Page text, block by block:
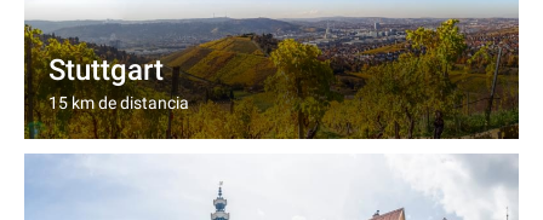
Stuttgart
15 km de distancia